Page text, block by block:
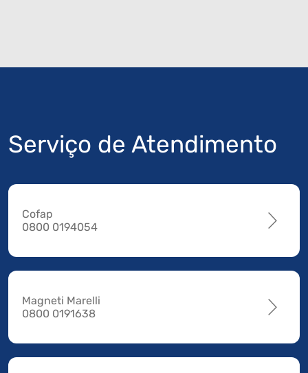
Serviço de Atendimento
Cofap
0800 0194054
Magneti Marelli
0800 0191638